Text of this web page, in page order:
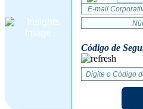
Código de